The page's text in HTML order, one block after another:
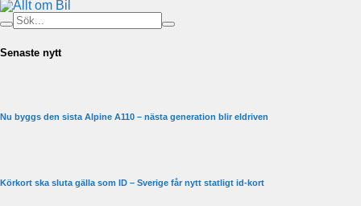
Senaste nytt
Nu byggs den sista Alpine A110 – nästa generation blir eldriven
Körkort ska sluta gälla som ID – Sverige får nytt statligt id-kort